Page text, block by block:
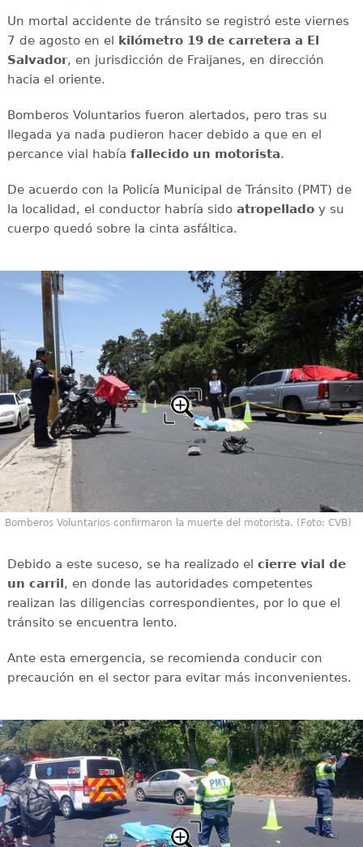
Un mortal accidente de tránsito se registró este viernes
7 de agosto en el kilómetro 19 de carretera a El
Salvador, en jurisdicción de Fraijanes, en dirección
hacia el oriente.
Bomberos Voluntarios fueron alertados, pero tras su
llegada ya nada pudieron hacer debido a que en el
percance vial había fallecido un motorista.
De acuerdo con la Policía Municipal de Tránsito (PMT) de
la localidad, el conductor habría sido atropelladoy su
cuerpo quedó sobre la cinta asfáltica.
Bomberos Voluntarios confirmaron la muerte del motorista. (Foto: CVB)
Debido a este suceso, se ha realizado el cierre vial de
un carril, en donde las autoridades competentes
realizan las diligencias correspondientes, por lo que el
tránsito se encuentra lento.
Ante esta emergencia, se recomienda conducir con
precaución en el sector para evitar más inconvenientes.